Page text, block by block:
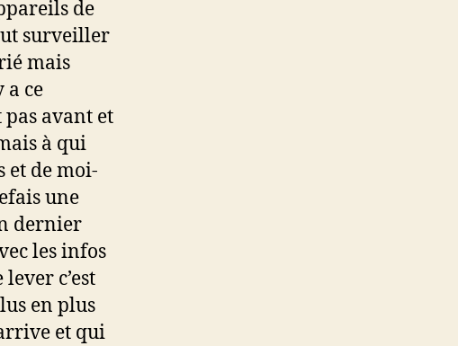
de
surveiller
mais
a ce
pas avant et
à qui
et de moi-
une
dernier
les infos
c’est
en plus
et qui